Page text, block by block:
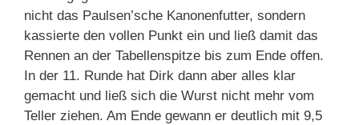
nicht das Paulsen’sche Kanonenfutter, sondern
kassierte den vollen Punkt ein und ließ damit das
Rennen an der Tabellenspitze bis zum Ende offen.
In der 11. Runde hat Dirk dann aber alles klar
gemacht und ließ sich die Wurst nicht mehr vom
Teller ziehen. Am Ende gewann er deutlich mit 9,5